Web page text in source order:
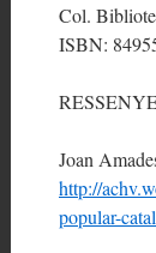
Col.
ISBN:
Joan
http://
popular-